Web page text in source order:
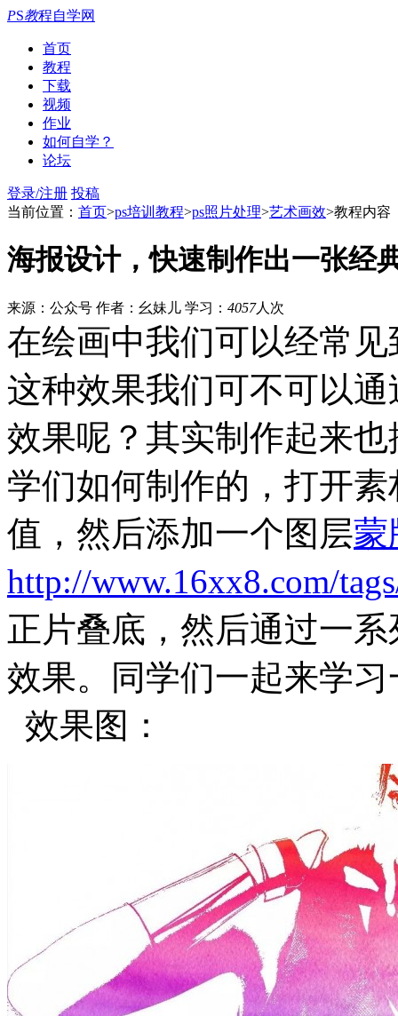
PS教程自学网
首页
教程
下载
视频
作业
如何自学？
论坛
登录/注册 投稿
当前位置： 首页>ps培训教程>ps照片处理>艺术画效>教程内容
海报设计，快速制作出一张经
来源：公众号 作者：幺妹儿 学习： 4057人次
在绘画中我们可以经常
这种效果我们可不可以
效果呢？其实制作起来
学们如何制作的，打开
值，然后添加一个图层蒙
http://www.16xx8.com/
正片叠底，然后通过一
效果。同学们一起来学
效果图：